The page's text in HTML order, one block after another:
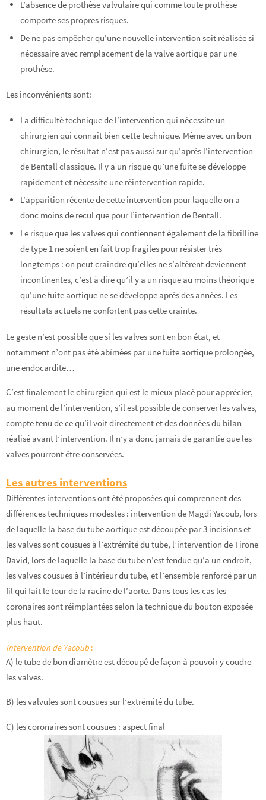
L’absence de prothèse valvulaire qui comme toute prothèse
comporte ses propres risques.
De ne pas empêcher qu’une nouvelle intervention soit réalisée si
nécessaire avec remplacement de la valve aortique par une
prothèse.
Les inconvénients sont:
La difficulté technique de l’intervention qui nécessite un
chirurgien qui connaît bien cette technique. Même avec un bon
chirurgien, le résultat n’est pas aussi sur qu’après l’intervention
de Bentall classique. Il y a un risque qu’une fuite se développe
rapidement et nécessite une réintervention rapide.
L’apparition récente de cette intervention pour laquelle on a
donc moins de recul que pour l’intervention de Bentall.
Le risque que les valves qui contiennent également de la fibrilline
de type 1 ne soient en fait trop fragiles pour résister très
longtemps : on peut craindre qu’elles ne s’altérent deviennent
incontinentes, c’est à dire qu’il y a un risque au moins théorique
qu’une fuite aortique ne se développe après des années. Les
résultats actuels ne confortent pas cette crainte.
Le geste n’est possible que si les valves sont en bon état, et
notamment n’ont pas été abîmées par une fuite aortique prolongée,
une endocardite…
C’est finalement le chirurgien qui est le mieux placé pour apprécier,
au moment de l’intervention, s’il est possible de conserver les valves,
compte tenu de ce qu’il voit directement et des données du bilan
réalisé avant l’intervention. Il n’y a donc jamais de garantie que les
valves pourront être conservées.
Les autres interventions
Différentes interventions ont été proposées qui comprennent des
différences techniques modestes : intervention de Magdi Yacoub, lors
de laquelle la base du tube aortique est découpée par 3 incisions et
les valves sont cousues à l’extrémité du tube, l’intervention de Tirone
David, lors de laquelle la base du tube n’est fendue qu’a un endroit,
les valves cousues à l’intérieur du tube, et l’ensemble renforcé par un
fil qui fait le tour de la racine de l’aorte. Dans tous les cas les
coronaires sont réimplantées selon la technique du bouton exposée
plus haut.
Intervention de Yacoub :
A) le tube de bon diamètre est découpé de façon à pouvoir y coudre
les valves.
B) les valvules sont cousues sur l’extrémité du tube.
C) les coronaires sont cousues : aspect final